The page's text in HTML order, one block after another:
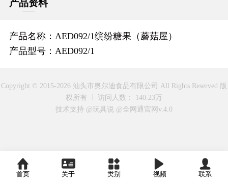
首页 关于 类别 视频 联系
产品资料
产品名称：AED092/1缤纷糖果（蘑菇屋）
产品型号：AED092/1
Copyright © 2015-2026 汕头市奥尔迪食品有限公司 All Rights Reserved 版
权所有
访问人数： 140.23万
技术支持 @玩具说 @全网通官网v.4.0